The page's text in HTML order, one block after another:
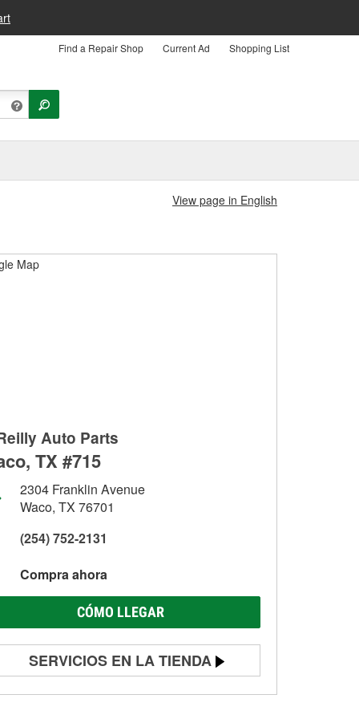
Find a Repair Shop Current Ad Shopping List
View page in English
Auto Parts
TX #715
2304 Franklin Avenue
Waco, TX 76701
(254) 752-2131
Compra ahora
CÓMO LLEGAR
SERVICIOS EN LA TIENDA
Prueba de batería